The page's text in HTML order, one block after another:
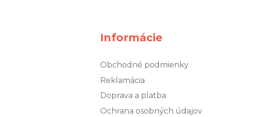
Informácie
Obchodné podmienky
Reklamácia
Doprava a platba
Ochrana osobných údajov